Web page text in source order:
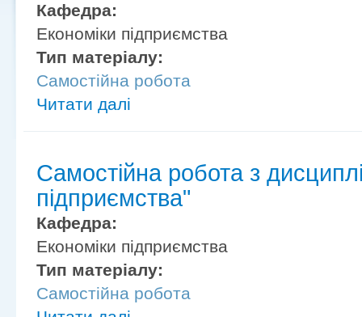
Кафедра:
Економіки підприємства
Тип матеріалу:
Самостійна робота
Читати далі
Самостійна робота з
підприємства"
Кафедра:
Економіки підприємства
Тип матеріалу:
Самостійна робота